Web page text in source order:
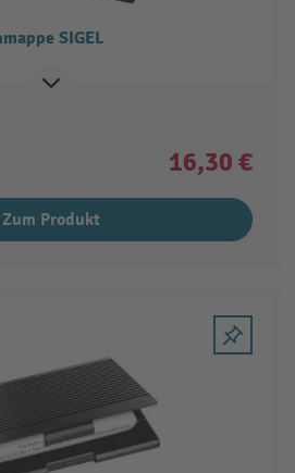
SIGEL Visitenkartenmappe SIGEL
16,30 €
Zum Produkt